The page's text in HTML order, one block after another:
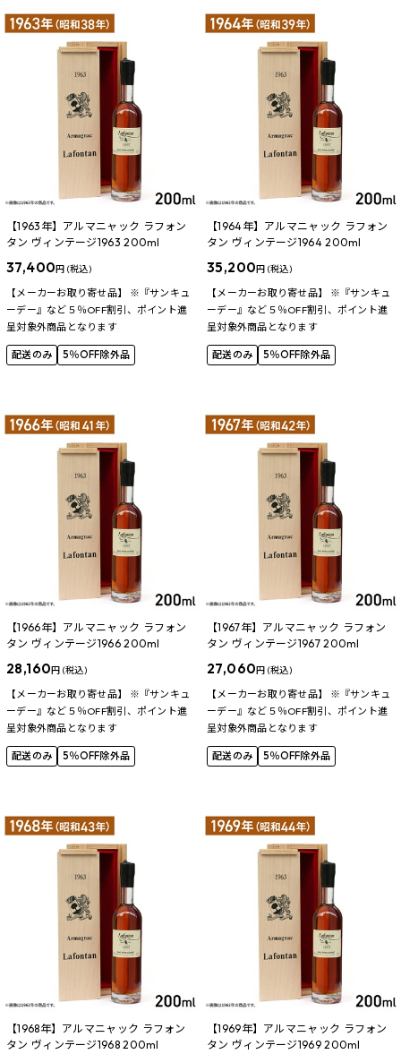
【1963年】アルマニャック ラフォン
タン ヴィンテージ1963 200ml
37,400円 (税込)
【メーカーお取り寄せ品】 ※『サンキュ
ーデー』など５％OFF割引、ポイント進
呈対象外商品となります
配送のみ 5％OFF除外品
【1964年】アルマニャック ラフォン
タン ヴィンテージ1964 200ml
35,200円 (税込)
【メーカーお取り寄せ品】 ※『サンキュ
ーデー』など５％OFF割引、ポイント進
呈対象外商品となります
配送のみ 5％OFF除外品
【1966年】アルマニャック ラフォン
タン ヴィンテージ1966 200ml
28,160円 (税込)
【メーカーお取り寄せ品】 ※『サンキュ
ーデー』など５％OFF割引、ポイント進
呈対象外商品となります
配送のみ 5％OFF除外品
【1967年】アルマニャック ラフォン
タン ヴィンテージ1967 200ml
27,060円 (税込)
【メーカーお取り寄せ品】 ※『サンキュ
ーデー』など５％OFF割引、ポイント進
呈対象外商品となります
配送のみ 5％OFF除外品
【1968年】アルマニャック ラフォン
タン ヴィンテージ1968 200ml
【1969年】アルマニャック ラフォン
タン ヴィンテージ1969 200ml